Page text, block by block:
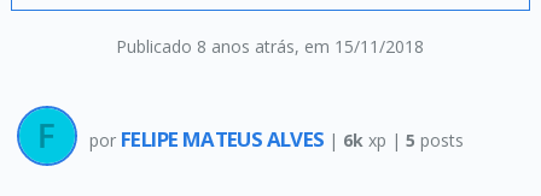
Publicado 8 anos atrás, em 15/11/2018
por FELIPE MATEUS ALVES | 6k xp | 5 posts